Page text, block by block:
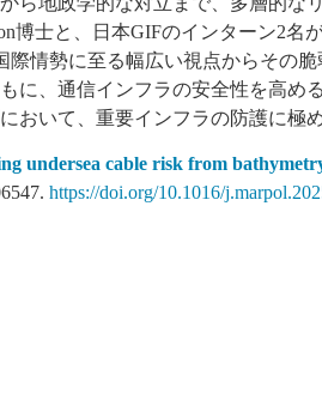
博士と、日本GIFのインターン2
際情勢に至る幅広い視点からその
に、通信インフラの安全性を高め
おいて、重要インフラの防護に極
undersea cable risk from
https://doi.org/10.1016/